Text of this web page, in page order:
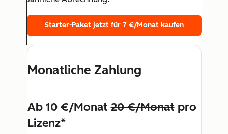
Starter-Paket jetzt für 7 €/Monat kaufen
Monatliche Zahlung
Ab 10 €/Monat20 €/Monatpro
Lizenz*